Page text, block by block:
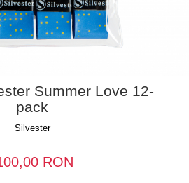
Summer Love 12-
pack
Silvester
RON